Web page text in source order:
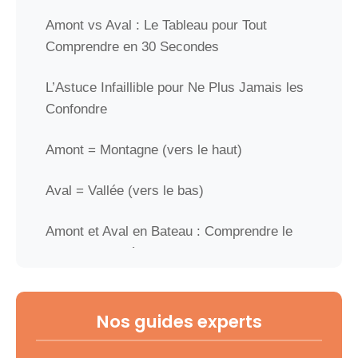
Amont vs Aval : Le Tableau pour Tout
Comprendre en 30 Secondes
L’Astuce Infaillible pour Ne Plus Jamais les
Confondre
Amont = Montagne (vers le haut)
Aval = Vallée (vers le bas)
Amont et Aval en Bateau : Comprendre le
Cas n°1 : Vous remontez vers l’amont
(contre le courant)
Nos guides experts